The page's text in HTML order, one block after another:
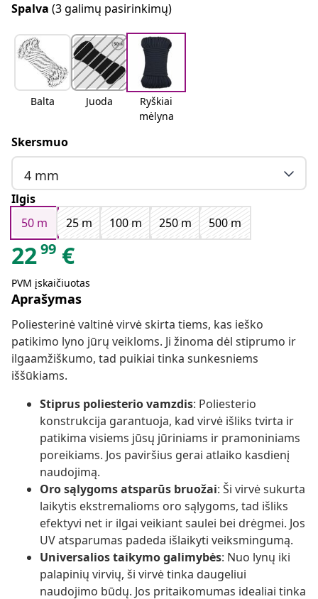
Spalva (3 galimų pasirinkimų)
Balta Juoda
Ryškiai
mėlyna
Skersmuo
4 mm
Ilgis
50 m
25 m 100 m 250 m 500 m
2299 €
PVM įskaičiuotas
Aprašymas
Poliesterinė valtinė virvė skirta tiems, kas ieško
patikimo lyno jūrų veikloms. Ji žinoma dėl stiprumo ir
ilgaamžiškumo, tad puikiai tinka sunkesniems
iššūkiams.
Stiprus poliesterio vamzdis: Poliesterio
konstrukcija garantuoja, kad virvė išliks tvirta ir
patikima visiems jūsų jūriniams ir pramoniniams
poreikiams. Jos paviršius gerai atlaiko kasdienį
naudojimą.
Oro sąlygoms atsparūs bruožai: Ši virvė sukurta
laikytis ekstremalioms oro sąlygoms, tad išliks
efektyvi net ir ilgai veikiant saulei bei drėgmei. Jos
UV atsparumas padeda išlaikyti veiksmingumą.
Universalios taikymo galimybės: Nuo lynų iki
palapinių virvių, ši virvė tinka daugeliui
naudojimo būdų. Jos pritaikomumas idealiai tinka